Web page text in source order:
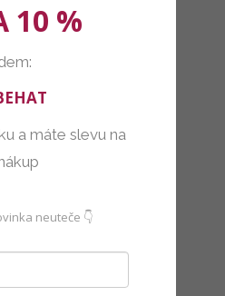
10 %
a máte slevu na
neuteče 👇